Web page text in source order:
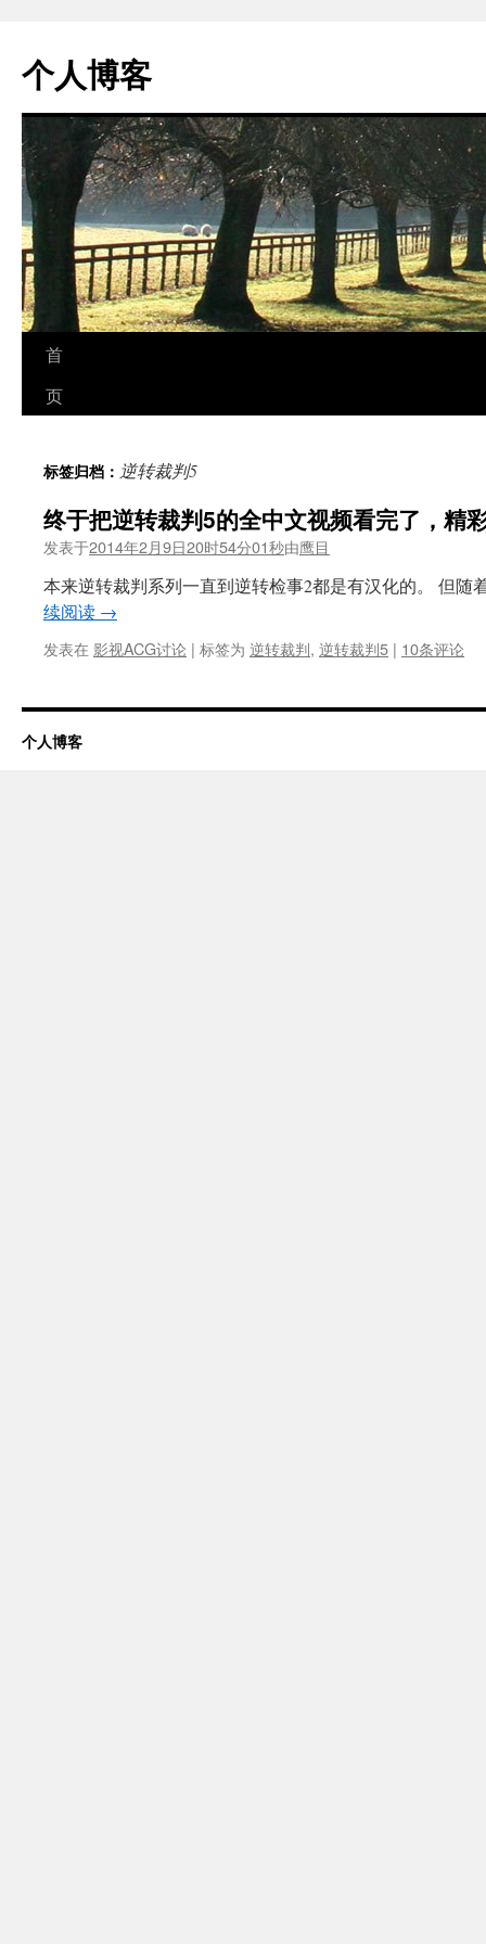
个人博客
跳
至
文
首
页
标签归档： 逆转裁判5
终于把逆转裁判5的全中文视频看完了，精
发表于2014年2月9日20时54分01秒由鹰目
本来逆转裁判系列一直到逆转检事2都是有汉化的。 但
续阅读 →
发表在 影视ACG讨论 | 标签为 逆转裁判, 逆转裁判5 | 10条评论
个人博客